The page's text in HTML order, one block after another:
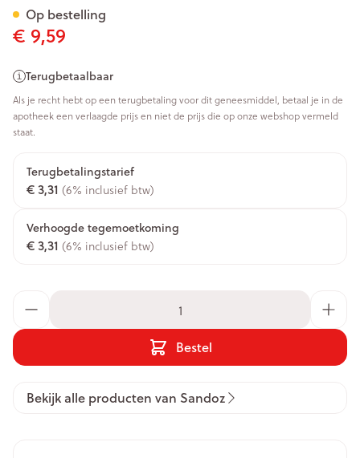
€ 9,59
Terugbetaalbaar
Als je recht hebt op een terugbetaling voor dit geneesmiddel, betaal je in de
apotheek een verlaagde prijs en niet de prijs die op onze webshop vermeld
staat.
Terugbetalingstarief
€ 3,31 (6% inclusief btw)
Verhoogde tegemoetkoming
€ 3,31 (6% inclusief btw)
Bestel
Op bestelling
Bekijk alle producten van Sandoz